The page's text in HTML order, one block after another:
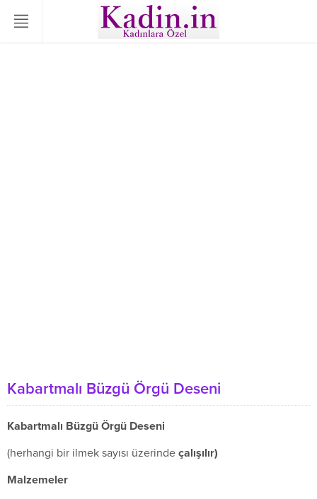
Kabartmalı Büzgü Örgü Deseni
Kabartmalı Büzgü Örgü Deseni
(herhangi bir ilmek sayısı üzerinde çalışılır)
Malzemeler